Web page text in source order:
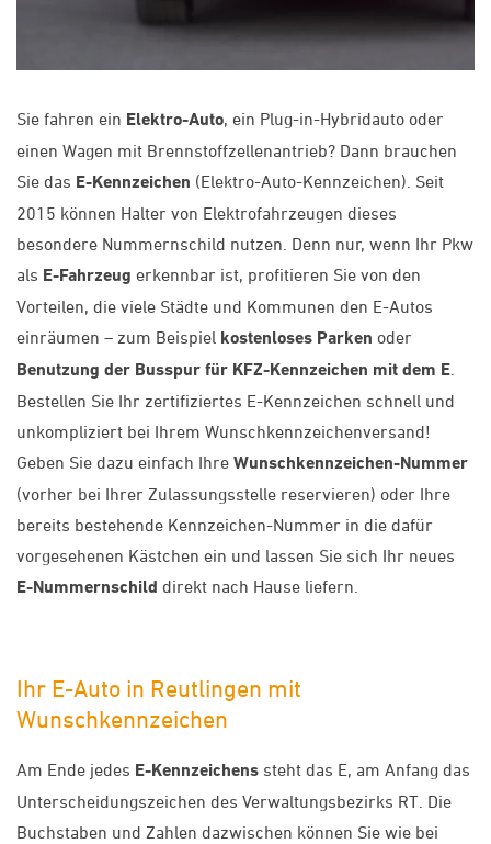
Sie fahren ein Elektro-Auto, ein Plug-in-Hybridauto oder
einen Wagen mit Brennstoffzellenantrieb? Dann brauchen
Sie das E-Kennzeichen (Elektro-Auto-Kennzeichen). Seit
2015 können Halter von Elektrofahrzeugen dieses
besondere Nummernschild nutzen. Denn nur, wenn Ihr Pkw
als E-Fahrzeug erkennbar ist, profitieren Sie von den
Vorteilen, die viele Städte und Kommunen den E-Autos
einräumen – zum Beispiel kostenloses Parken oder
Benutzung der Busspur für KFZ-Kennzeichen mit dem E
Bestellen Sie Ihr zertifiziertes E-Kennzeichen schnell und
unkompliziert bei Ihrem Wunschkennzeichenversand!
Geben Sie dazu einfach Ihre Wunschkennzeichen-Nummer
(vorher bei Ihrer Zulassungsstelle reservieren) oder Ihre
bereits bestehende Kennzeichen-Nummer in die dafür
vorgesehenen Kästchen ein und lassen Sie sich Ihr neues
E-Nummernschild direkt nach Hause liefern.
Ihr E-Auto in Reutlingen mit
Wunschkennzeichen
Am Ende jedes E-Kennzeichens steht das E, am Anfang das
Unterscheidungszeichen des Verwaltungsbezirks RT. Die
Buchstaben und Zahlen dazwischen können Sie wie bei